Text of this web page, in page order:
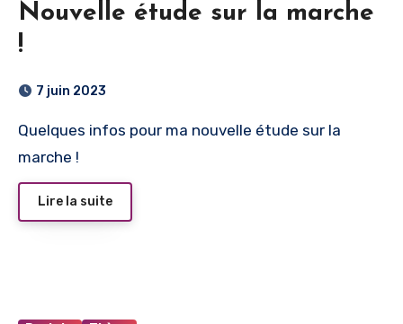
Nouvelle étude sur la marche
!
7 juin 2023
Quelques infos pour ma nouvelle étude sur la
marche !
Lire la suite